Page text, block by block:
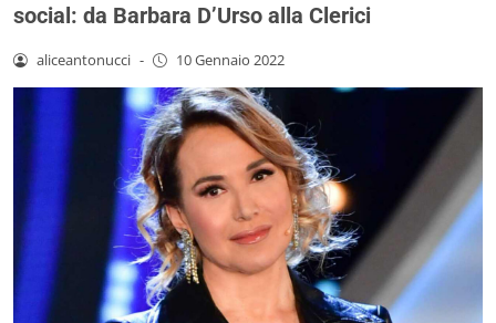
social: da Barbara D’Urso alla Clerici
aliceantonucci - 10 Gennaio 2022